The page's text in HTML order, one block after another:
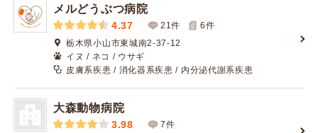
メルどうぶつ病院
4.37 21件 6件
栃木県小山市東城南2-37-12
イヌ / ネコ / ウサギ
皮膚系疾患 / 消化器系疾患 / 内分泌代謝系疾患
大森動物病院
3.98
7件